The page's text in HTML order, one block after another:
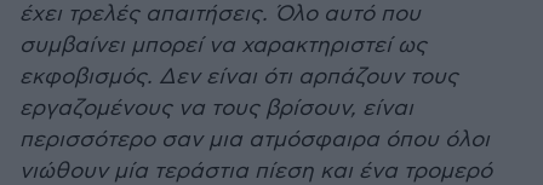
έχει τρελές απαιτήσεις. Όλο αυτό που
συμβαίνει μπορεί να χαρακτηριστεί ως
εκφοβισμός. Δεν είναι ότι αρπάζουν τους
εργαζομένους να τους βρίσουν, είναι
περισσότερο σαν μια ατμόσφαιρα όπου όλοι
νιώθουν μία τεράστια πίεση και ένα τρομερό